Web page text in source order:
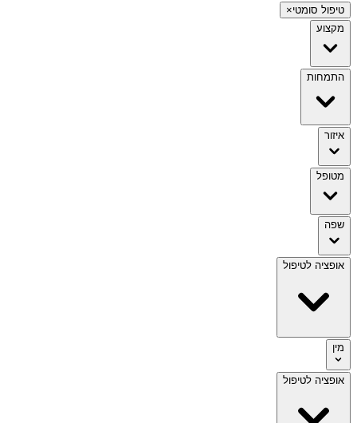
טיפול סומטי×
מקצוע
התמחות
איזור
מטופל
שפה
אופציה לטיפול
מין
אופציה לטיפול